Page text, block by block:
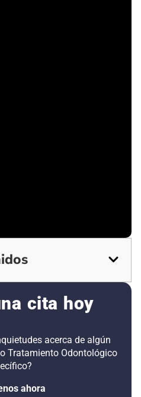
cita hoy
acerca de algún
Tratamiento Odontológico
ahora